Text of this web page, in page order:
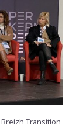
Transition